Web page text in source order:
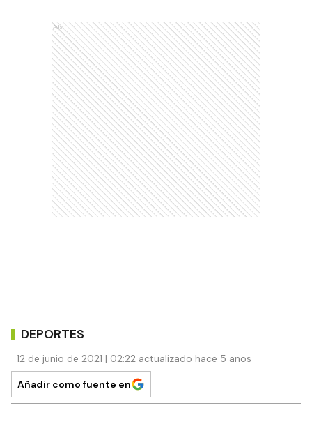
Ads
DEPORTES
12 de junio de 2021 | 02:22 actualizado hace 5 años
Añadir como fuente en